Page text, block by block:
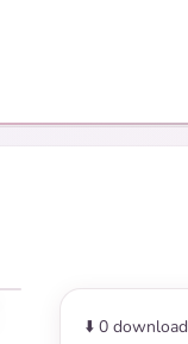
⬇️ 0 download